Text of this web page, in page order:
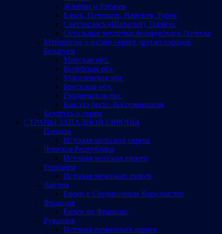
Жлобин и Рогачев
Ельск, Петриков, Наровля, Туров
Светлогорск (Шатилки), Паричи
Остальные местечки белорусского Полесья
Материалы о жизни евреев других городов
Беларуси
Минская обл.
Витебская обл.
Могилевская обл.
Брестская обл.
Гродненская обл.
Как это было. Воспоминания
Беларусь и евреи
СТРАНЫ ЗАПАДНОЙ ЕВРОПЫ
Польша
История польских евреев
Чешская Республика
История чешских евреев
Германия
История немецких евреев
Англия
Евреи в Соединенном Королевстве
Франция
Евреи во Франции
Румыния
История румынских евреев